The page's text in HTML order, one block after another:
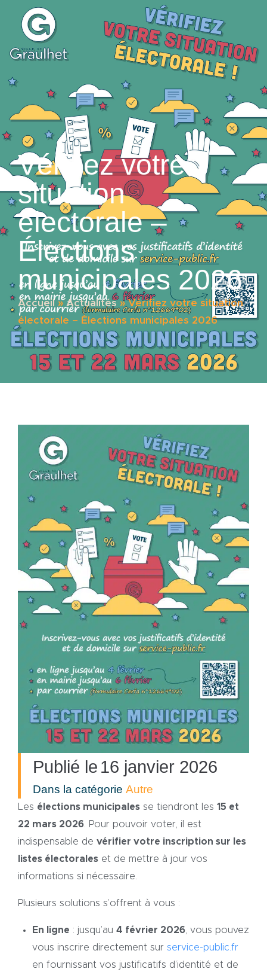
principal
Vérifiez votre
situation
électorale –
Élections
municipales 2026
Accueil »Actualités»Vérifiez votre situation
électorale – Élections municipales 2026
Publié le 16 janvier 2026
Dans la catégorie Autre
Les élections municipales se tiendront les 15 et
22 mars 2026 . Pour pouvoir voter, il est
indispensable de vérifier votre inscription sur les
listes électorales et de mettre à jour vos
informations si nécessaire.
Plusieurs solutions s’offrent à vous :
En ligne : jusqu’au 4 février 2026 , vous pouvez
vous inscrire directement sur service-public.fr
en fournissant vos justificatifs d’identité et de